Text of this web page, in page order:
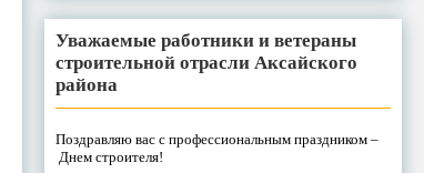
Уважаемые работники и ветераны
строительной отрасли Аксайского
района
Поздравляю вас с профессиональным праздником –
Днем строителя!